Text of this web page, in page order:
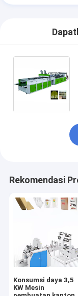
Rekomendasi
Konsumsi daya 3,5
KW Mesin